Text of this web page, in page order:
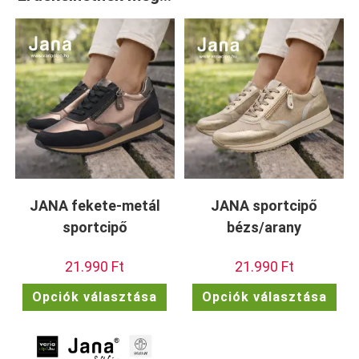
JANA fekete-metál
sportcipő
21.990 Ft
Opciók választása
Ennek
terméknek
JANA sportcipő
bézs/arany
21.990 Ft
Opciók választása